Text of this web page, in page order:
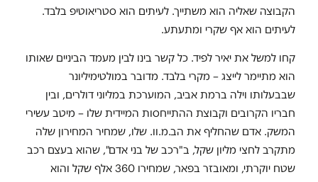
הקבוצה שאליה הוא משתייך. לעיתים הוא סטריאוטיפ בלבד.
לעיתים הוא אף שקרי ומתעתע.
קחו למשל את יאיר לפיד. כל קשר בינו לבין מעמד הביניים שאותו
הוא מתיימר לייצג – מקרי בלבד. מדובר במולטימיליונר
שבבעלותו וילה ברמת אביב, המוערכת במליוני דולרים, ובין
חבריו הקרובים וקבוצת ההתייחסות המיידית שלו – מיטב עשירי
המשק. אדם שהחליף את הב.מ.וו. שלו, שמחיר המחירון שלה
מתקרב לחצי מליון שקל, ב"רכב של בני אדם", שהוא בעצם רכב
שטח יוקרתי, ומאובזר בפאר, שמחירו 360 אלף שקל והוא